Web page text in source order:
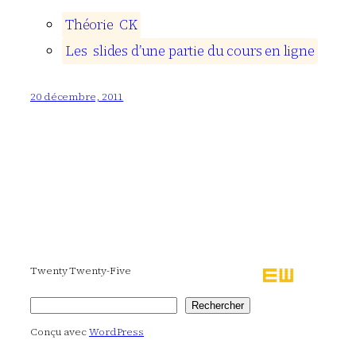
Théorie CK
Les slides d’une partie ducours enligne
20 décembre, 2011
Twenty Twenty-Five
Rechercher
Conçu avecWordPress